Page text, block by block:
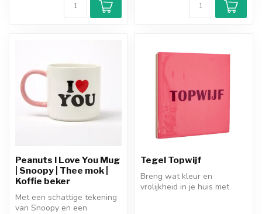
Peanuts I Love You Mug
| Snoopy | Thee mok |
Koffie beker
Met een schattige tekening
van Snoopy en een
Tegel Topwijf
Breng wat kleur en
vrolijkheid in je huis met